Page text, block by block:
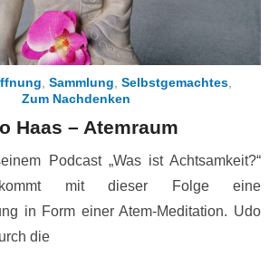
Sammlung Selbstgemachtes
Zum Nachdenken
Haas – Atemraum
Podcast „Was ist Achtsamkeit?“
kommt mit dieser Folge eine
in Form einer Atem-Meditation. Udo
die